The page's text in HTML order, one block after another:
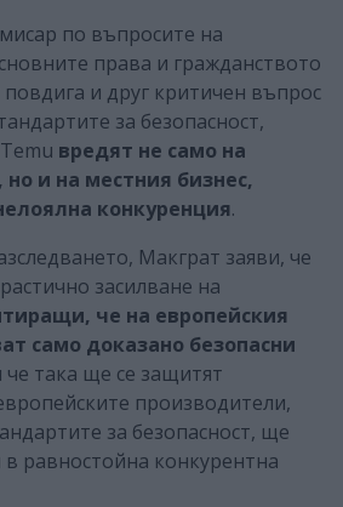
по въпросите на
права и гражданството
и друг критичен въпрос
за безопасност,
вредят не само на
и на местния бизнес,
конкуренция.
Макграт заяви, че
засилване на
че на европейския
само доказано безопасни
че така ще се защитят
производители,
за безопасност, ще
равностойна конкурентна